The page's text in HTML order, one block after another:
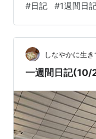
汚いので掃除をし
いにスッキリした
た。作ってくれた
10/10 三連休明け
うう。年末年始
#日記 #1週間日
しなやかに生き
一週間日記(10/